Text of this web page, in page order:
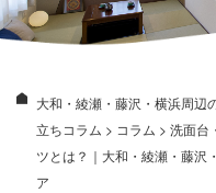
大和・綾瀬・藤沢・横浜周辺
立ちコラム > コラム > 洗面台
ツとは？｜大和・綾瀬・藤沢
ア